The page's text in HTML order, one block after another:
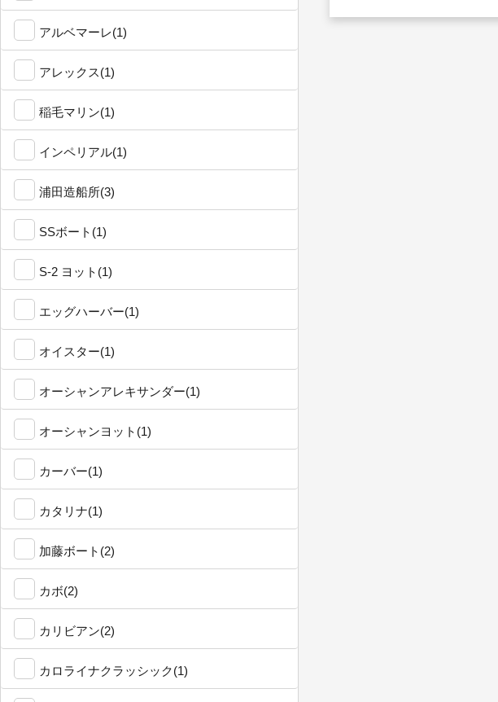
アルベマーレ(1)
アレックス(1)
稲毛マリン(1)
インペリアル(1)
浦田造船所(3)
SSボート(1)
S-2 ヨット(1)
エッグハーバー(1)
オイスター(1)
オーシャンアレキサンダー(1)
オーシャンヨット(1)
カーバー(1)
カタリナ(1)
加藤ボート(2)
カボ(2)
カリビアン(2)
カロライナクラッシック(1)